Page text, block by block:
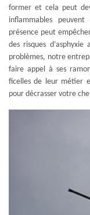
former et cela peut
inflammables
présence peut
des risques
problèmes, notre
faire appel à ses
ficelles de leur métier
pour décrasser votre